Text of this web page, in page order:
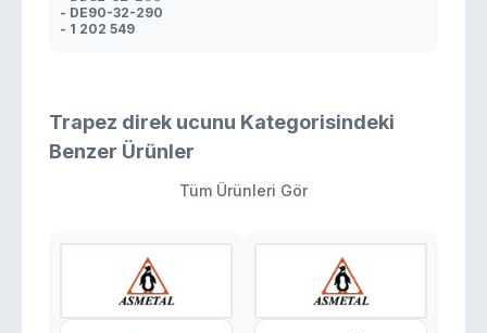
- DE90-32-290
- 1 202 549
Trapez direk ucunu Kategorisindeki
Benzer Ürünler
Tüm Ürünleri Gör